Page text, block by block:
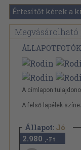
Értesítőt kérek a
ÁLLAPOTFOTÓK
A címlapon
A felső lapélek
Állapot: Jó
2.980 ,-Ft